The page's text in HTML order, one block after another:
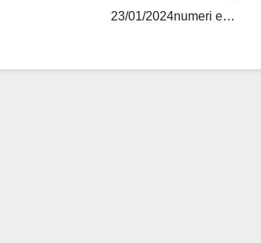
23/01/2024numeri e…